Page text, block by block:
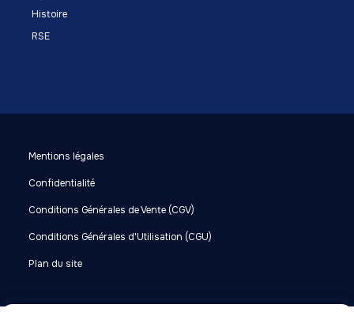
Histoire
RSE
Mentions légales
Confidentialité
Conditions Générales de Vente (CGV)
Conditions Générales d'Utilisation (CGU)
Plan du site